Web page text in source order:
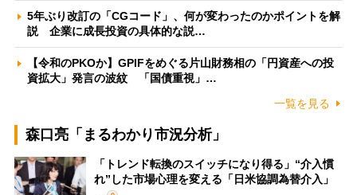
5年ぶり改訂の「CGコード」、何が変わったのかポイントを解
説 企業に成長投資の具体的な説…
【令和のPKOか】GPIFをめぐる片山財務相の「円資産への投
資拡大」発言の波紋 「国債重視」…
一覧を見る
森口亮「まるわかり市況分析」
「トレンド転換のスイッチになり得る」“介入慣
れ”した市場心理を変える「日米協調為替介入」